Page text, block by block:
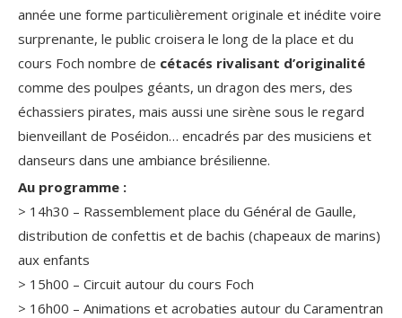
année une forme particulièrement originale et inédite voire
surprenante, le public croisera le long de la place et du
cours Foch nombre de cétacés rivalisant d’originalité
comme des poulpes géants, un dragon des mers, des
échassiers pirates, mais aussi une sirène sous le regard
bienveillant de Poséidon… encadrés par des musiciens et
danseurs dans une ambiance brésilienne.
Au programme :
> 14h30 – Rassemblement place du Général de Gaulle,
distribution de confettis et de bachis (chapeaux de marins)
aux enfants
> 15h00 – Circuit autour du cours Foch
> 16h00 – Animations et acrobaties autour du Caramentran